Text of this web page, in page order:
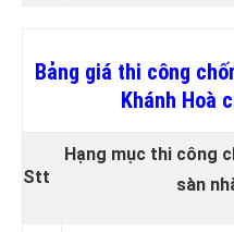
Bảng giá thi công
Khánh Hoà
Stt
Hạng mục thi công
sàn